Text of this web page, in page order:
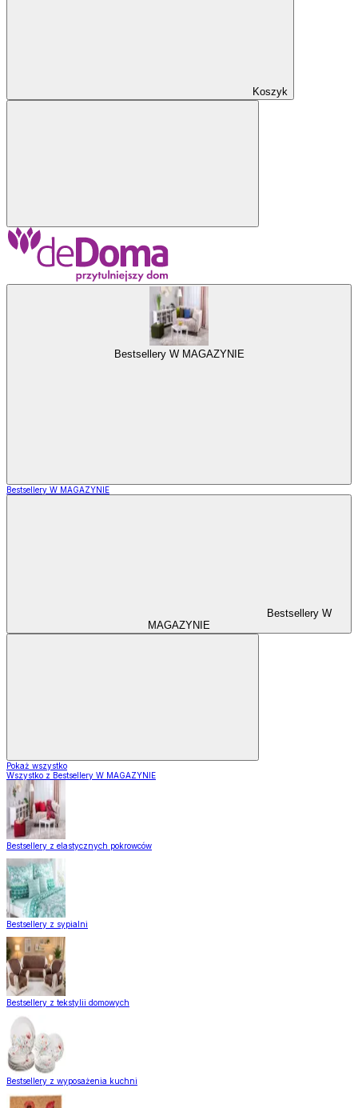
Koszyk
Bestsellery W MAGAZYNIE
Bestsellery W MAGAZYNIE
Bestsellery W
MAGAZYNIE
Pokaż wszystko
Wszystko z Bestsellery W MAGAZYNIE
Bestsellery z elastycznych pokrowców
Bestsellery z sypialni
Bestsellery z tekstylii domowych
Bestsellery z wyposażenia kuchni